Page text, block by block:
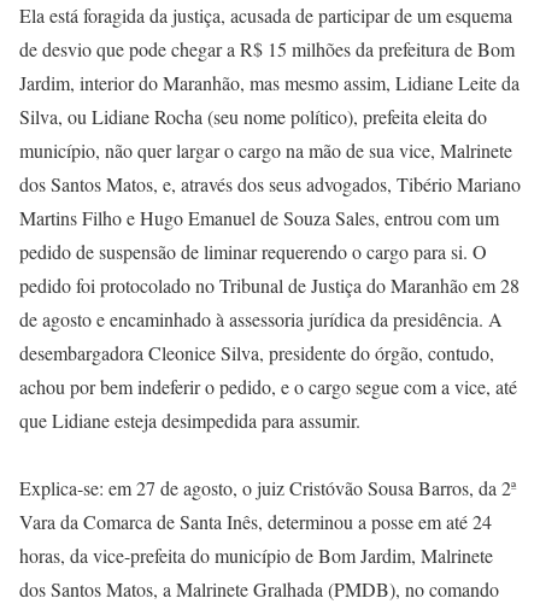
Ela está foragida da justiça, acusada de participar de um esquema
de desvio que pode chegar a R$ 15 milhões da prefeitura de Bom
Jardim, interior do Maranhão, mas mesmo assim, Lidiane Leite da
Silva, ou Lidiane Rocha (seu nome político), prefeita eleita do
município, não quer largar o cargo na mão de sua vice, Malrinete
dos Santos Matos, e, através dos seus advogados, Tibério Mariano
Martins Filho e Hugo Emanuel de Souza Sales, entrou com um
pedido de suspensão de liminar requerendo o cargo para si. O
pedido foi protocolado no Tribunal de Justiça do Maranhão em 28
de agosto e encaminhado à assessoria jurídica da presidência. A
desembargadora Cleonice Silva, presidente do órgão, contudo,
achou por bem indeferir o pedido, e o cargo segue com a vice, até
que Lidiane esteja desimpedida para assumir.
Explica-se: em 27 de agosto, o juiz Cristóvão Sousa Barros, da 2ª
Vara da Comarca de Santa Inês, determinou a posse em até 24
horas, da vice-prefeita do município de Bom Jardim, Malrinete
dos Santos Matos, a Malrinete Gralhada (PMDB), no comando